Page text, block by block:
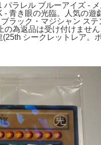
ラレル ブルーアイズ -
青き眼の光臨。人気の
ラック・マジシャン ス
為返品は受け付けません
(25th シークレットレ